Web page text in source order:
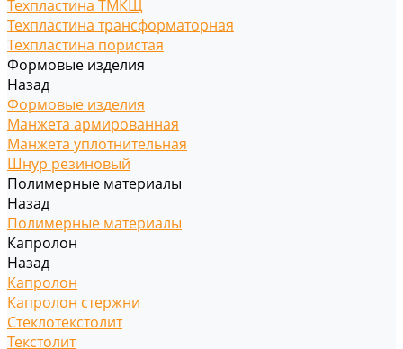
Техпластина ТМКЩ
Техпластина трансформаторная
Техпластина пористая
Формовые изделия
Назад
Формовые изделия
Манжета армированная
Манжета уплотнительная
Шнур резиновый
Полимерные материалы
Назад
Полимерные материалы
Капролон
Назад
Капролон
Капролон стержни
Стеклотекстолит
Текстолит